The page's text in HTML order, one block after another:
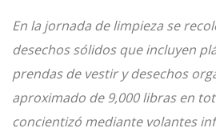
En la jornada de limpieza se
desechos sólidos que incluyen
prendas de vestir y desechos
aproximado de 9,000 libras en
concientizó mediante volantes